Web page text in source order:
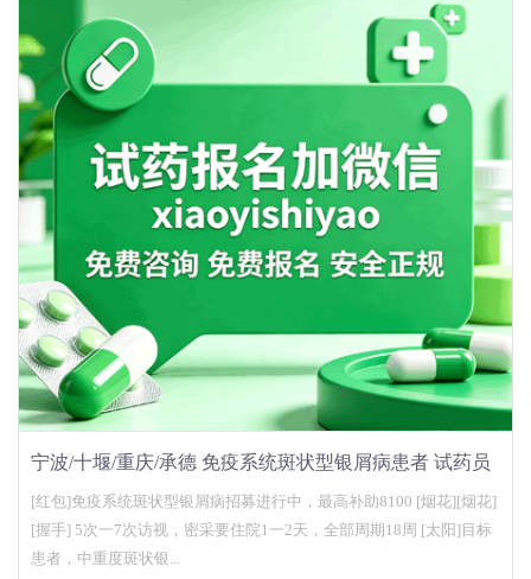
宁波/十堰/重庆/承德 免疫系统斑状型银屑病患者 试药员
招聘 试药报名官网
[红包]免疫系统斑状型银屑病招募进行中，最高补助8100 [烟花][烟花]
[握手] 5次一7次访视，密采要住院1一2天，全部周期18周 [太阳]目标
患者，中重度斑状银...